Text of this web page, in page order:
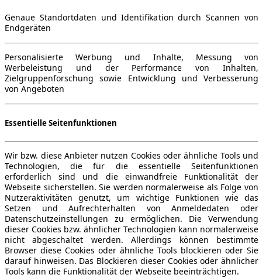
Genaue Standortdaten und Identifikation durch Scannen von
Endgeräten
Personalisierte Werbung und Inhalte, Messung von
Werbeleistung und der Performance von Inhalten,
Zielgruppenforschung sowie Entwicklung und Verbesserung
von Angeboten
Essentielle Seitenfunktionen
Wir bzw. diese Anbieter nutzen Cookies oder ähnliche Tools und
Technologien, die für die essentielle Seitenfunktionen
erforderlich sind und die einwandfreie Funktionalität der
Webseite sicherstellen. Sie werden normalerweise als Folge von
Nutzeraktivitäten genutzt, um wichtige Funktionen wie das
Setzen und Aufrechterhalten von Anmeldedaten oder
Datenschutzeinstellungen zu ermöglichen. Die Verwendung
dieser Cookies bzw. ähnlicher Technologien kann normalerweise
nicht abgeschaltet werden. Allerdings können bestimmte
Browser diese Cookies oder ähnliche Tools blockieren oder Sie
darauf hinweisen. Das Blockieren dieser Cookies oder ähnlicher
Tools kann die Funktionalität der Webseite beeinträchtigen.